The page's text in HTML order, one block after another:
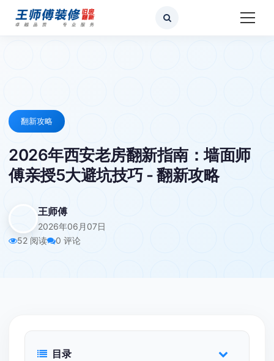
翻新攻略
2026年西安老房翻新指南：墙面师
傅亲授5大避坑技巧 - 翻新攻略
王师傅
2026年06月07日
52 阅读
0 评论
目录